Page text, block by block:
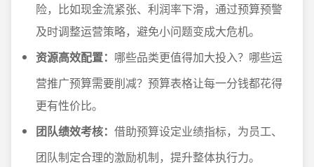
险，比如现金流紧张、利润率下滑，通过预算预警
及时调整运营策略，避免小问题变成大危机。
资源高效配置： 哪些品类更值得加大投入？哪些运
营推广预算需要削减？预算表格让每一分钱都花得
更有性价比。
团队绩效考核： 借助预算设定业绩指标，为员工、
团队制定合理的激励机制，提升整体执行力。